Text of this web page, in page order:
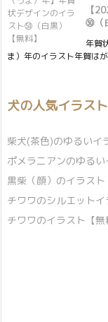
【
㊿（
年賀
ま）年のイラスト年賀は
犬の人気イラスト
柴犬(茶色)のゆるいイ
ポメラニアンのゆるい
黒柴（顔）のイラスト
チワワのシルエットイ
チワワのイラスト【無